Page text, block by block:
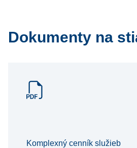
Dokumenty na
Komplexný cenník služieb